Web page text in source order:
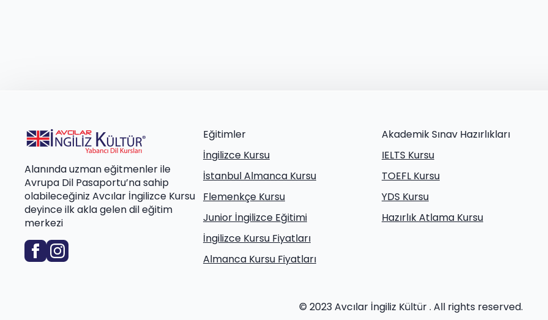
Alanında uzman eğitmenler ile
Avrupa Dil Pasaportu’na sahip
olabileceğiniz Avcılar İngilizce Kursu
deyince ilk akla gelen dil eğitim
merkezi
Eğitimler
İngilizce Kursu
İstanbul Almanca Kursu
Flemenkçe Kursu
Junior İngilizce Eğitimi
İngilizce Kursu Fiyatları
Almanca Kursu Fiyatları
Akademik Sınav Hazırlıkları
IELTS Kursu
TOEFL Kursu
YDS Kursu
Hazırlık Atlama Kursu
© 2023 Avcılar İngiliz Kültür . All rights reserved.